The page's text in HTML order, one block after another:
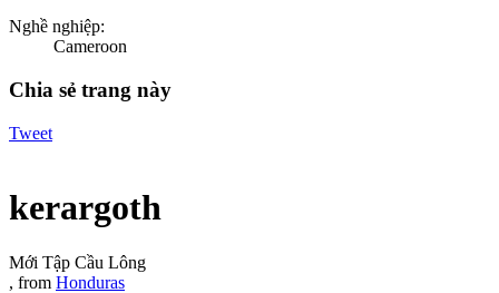
Nghề nghiệp:
Cameroon
Chia sẻ trang này
Tweet
kerargoth
Mới Tập Cầu Lông
, from Honduras